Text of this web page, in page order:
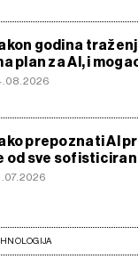
godina
plan za Al, i
prepoznati AI
od sve